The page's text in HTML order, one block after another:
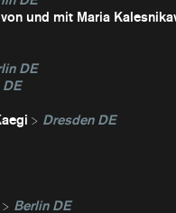
und mit Maria
DE
Dresden DE
Berlin DE